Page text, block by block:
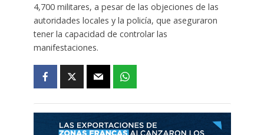
4,700 militares, a pesar de las objeciones de las
autoridades locales y la policía, que aseguraron
tener la capacidad de controlar las
manifestaciones.